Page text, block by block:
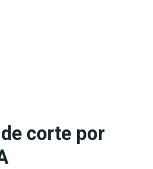
corte por